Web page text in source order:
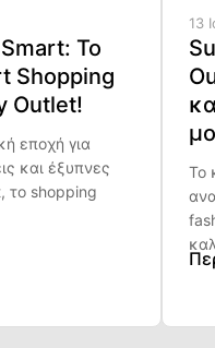
Το
Shopping
Outlet!
εποχή για
και έξυπνες
το shopping
13
Το